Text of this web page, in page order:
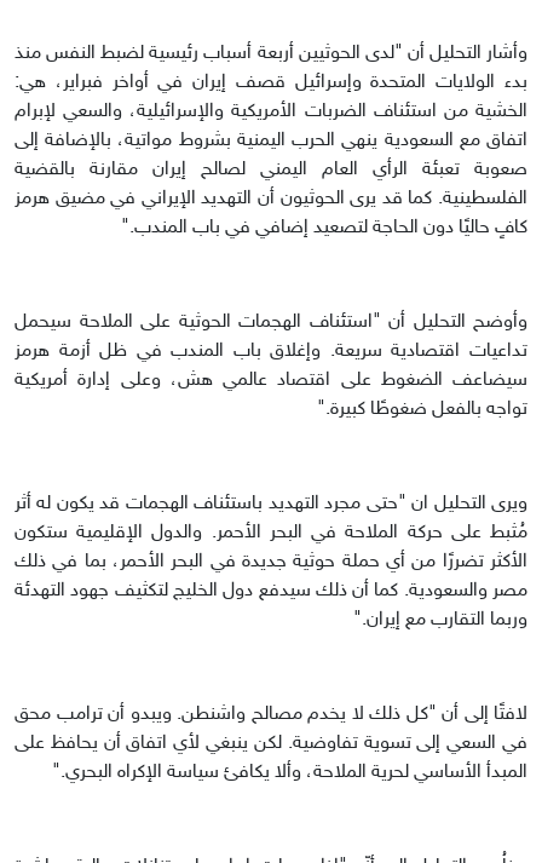
وأشار التحليل أن "لدى الحوثيين أربعة أسباب رئيسية لضبط النفس منذ
بدء الولايات المتحدة وإسرائيل قصف إيران في أواخر فبراير، هي:
الخشية من استئناف الضربات الأمريكية والإسرائيلية، والسعي لإبرام
اتفاق مع السعودية ينهي الحرب اليمنية بشروط مواتية، بالإضافة إلى
صعوبة تعبئة الرأي العام اليمني لصالح إيران مقارنة بالقضية
الفلسطينية. كما قد يرى الحوثيون أن التهديد الإيراني في مضيق هرمز
كافٍ حاليًا دون الحاجة لتصعيد إضافي في باب المندب."
وأوضح التحليل أن "استئناف الهجمات الحوثية على الملاحة سيحمل
تداعيات اقتصادية سريعة. وإغلاق باب المندب في ظل أزمة هرمز
سيضاعف الضغوط على اقتصاد عالمي هش، وعلى إدارة أمريكية
تواجه بالفعل ضغوطًا كبيرة."
ويرى التحليل ان "حتى مجرد التهديد باستئناف الهجمات قد يكون له أثر
مُثبط على حركة الملاحة في البحر الأحمر. والدول الإقليمية ستكون
الأكثر تضررًا من أي حملة حوثية جديدة في البحر الأحمر، بما في ذلك
مصر والسعودية. كما أن ذلك سيدفع دول الخليج لتكثيف جهود التهدئة
وربما التقارب مع إيران."
لافتًا إلى أن "كل ذلك لا يخدم مصالح واشنطن. ويبدو أن ترامب محق
في السعي إلى تسوية تفاوضية. لكن ينبغي لأي اتفاق أن يحافظ على
المبدأ الأساسي لحرية الملاحة، وألا يكافئ سياسة الإكراه البحري."